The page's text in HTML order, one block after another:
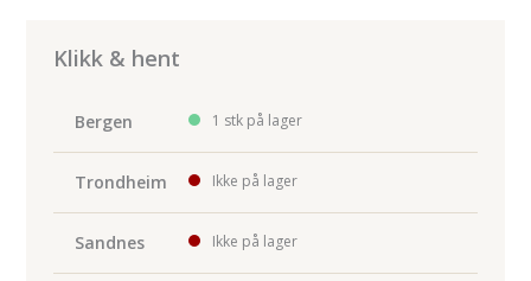
TORCH
SR9
Klikk & hent
Bergen 1 stk på lager
Trondheim Ikke på lager
Sandnes Ikke på lager